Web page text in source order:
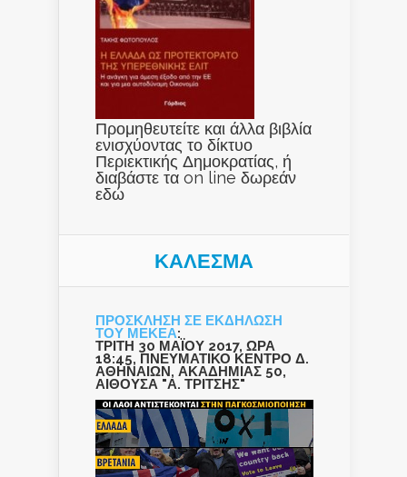
Προμηθευτείτε και άλλα βιβλία
ενισχύοντας το δίκτυο
Περιεκτικής Δημοκρατίας, ή
διαβάστε τα on line δωρεάν
εδώ
ΚΑΛΕΣΜΑ
ΠΡΟΣΚΛΗΣΗ ΣΕ ΕΚΔΗΛΩΣΗ
ΤΟΥ ΜΕΚΕΑ:
ΤΡΙΤΗ 30 ΜΑΪΟΥ 2017, ΩΡΑ
18:45, ΠΝΕΥΜΑΤΙΚΟ ΚΕΝΤΡΟ Δ.
ΑΘΗΝΑΙΩΝ, ΑΚΑΔΗΜΙΑΣ 50,
ΑΙΘΟΥΣΑ "Α. ΤΡΙΤΣΗΣ"